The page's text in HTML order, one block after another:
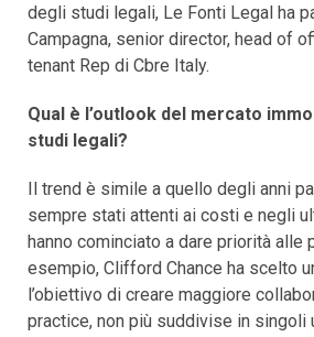
degli studi legali, Le Fonti Legal ha
Campagna, senior director, head of
tenant Rep di Cbre Italy.
Qual è l’outlook del mercato
studi legali?
Il trend è simile a quello degli anni
sempre stati attenti ai costi e negli
hanno cominciato a dare priorità alle
esempio, Clifford Chance ha scelto
l’obiettivo di creare maggiore
practice, non più suddivise in singoli